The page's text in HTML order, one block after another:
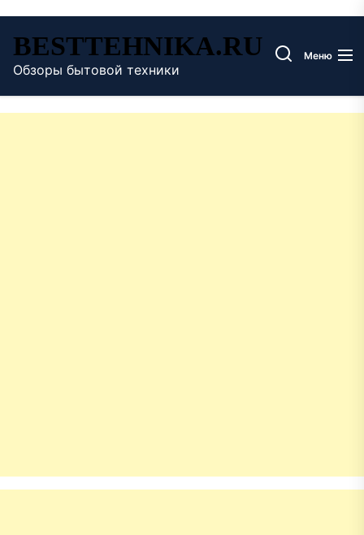
содержимому
BESTTEHNIKA.RU
Обзоры бытовой техники
Меню